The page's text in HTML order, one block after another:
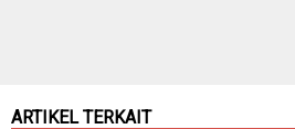
ARTIKEL TERKAIT